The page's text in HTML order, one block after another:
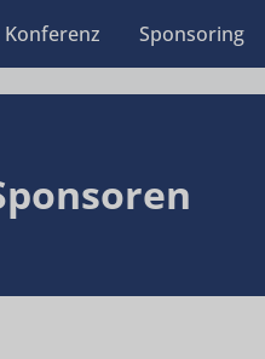
Konferenz Sponsoring